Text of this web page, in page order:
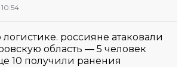
россияне атаковали
область — 5 человек
10 получили ранения